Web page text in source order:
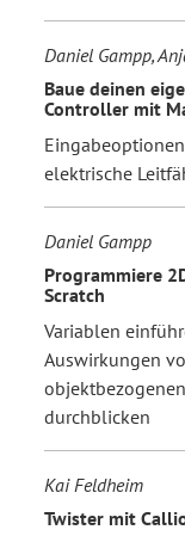
Daniel Gampp,
Baue deinen
Controller mit
elektrische
Daniel Gampp
Programmiere
Scratch
Variablen
Auswirkungen
durchblicken
Kai Feldheim
Twister mit